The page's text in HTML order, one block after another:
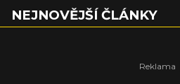
NEJNOVĚJŠÍ ČLÁNKY